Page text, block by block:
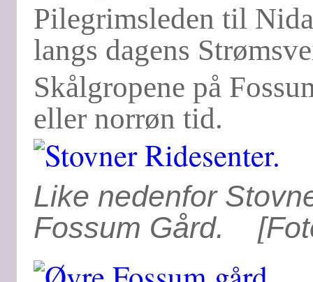
Pilegrimsleden til
langs dagens
Skålgropene på
eller norrøn tid.
Like nedenfor
Fossum Gård.